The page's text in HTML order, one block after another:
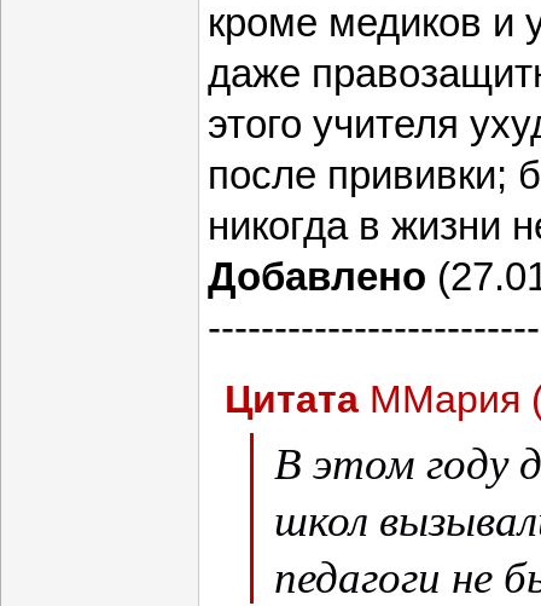
кроме медиков и
даже
этого учителя
после прививки;
никогда в жизни
Добавлено
Цитата ММария
В этом году
школ
педагоги не